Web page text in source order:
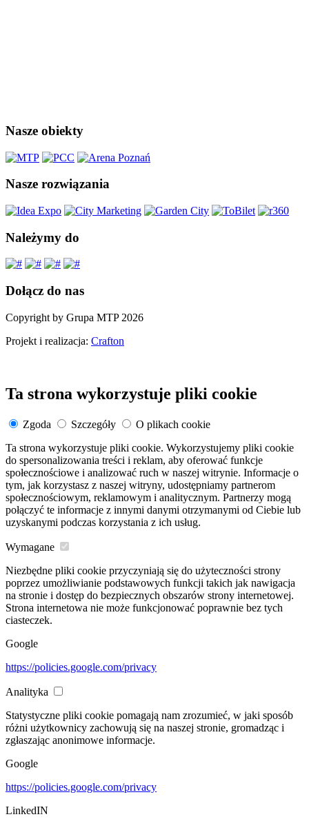
Nasze obiekty
Nasze rozwiązania
Należymy do
Dołącz do nas
Copyright by Grupa MTP 2026
Projekt i realizacja: Crafton
Ta strona wykorzystuje pliki cookie
Zgoda Szczegóły
O plikach cookie
Ta strona wykorzystuje pliki cookie. Wykorzystujemy pliki cookie
do spersonalizowania treści i reklam, aby oferować funkcje
społecznościowe i analizować ruch w naszej witrynie. Informacje o
tym, jak korzystasz z naszej witryny, udostępniamy partnerom
społecznościowym, reklamowym i analitycznym. Partnerzy mogą
połączyć te informacje z innymi danymi otrzymanymi od Ciebie lub
uzyskanymi podczas korzystania z ich usług.
Wymagane
Niezbędne pliki cookie przyczyniają się do użyteczności strony
poprzez umożliwianie podstawowych funkcji takich jak nawigacja
na stronie i dostęp do bezpiecznych obszarów strony internetowej.
Strona internetowa nie może funkcjonować poprawnie bez tych
ciasteczek.
Google
https://policies.google.com/privacy
Analityka
Statystyczne pliki cookie pomagają nam zrozumieć, w jaki sposób
różni użytkownicy zachowują się na naszej stronie, gromadząc i
zgłaszając anonimowe informacje.
Google
https://policies.google.com/privacy
LinkedIN